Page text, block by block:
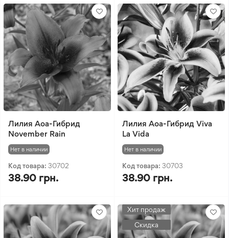
Лилия Aoa-Гибрид
November Rain
Нет в наличии
Код товара: 30702
38.90 грн.
Лилия Aoa-Гибрид Viva
La Vida
Нет в наличии
Код товара: 30703
38.90 грн.
Хит продаж
Скидка